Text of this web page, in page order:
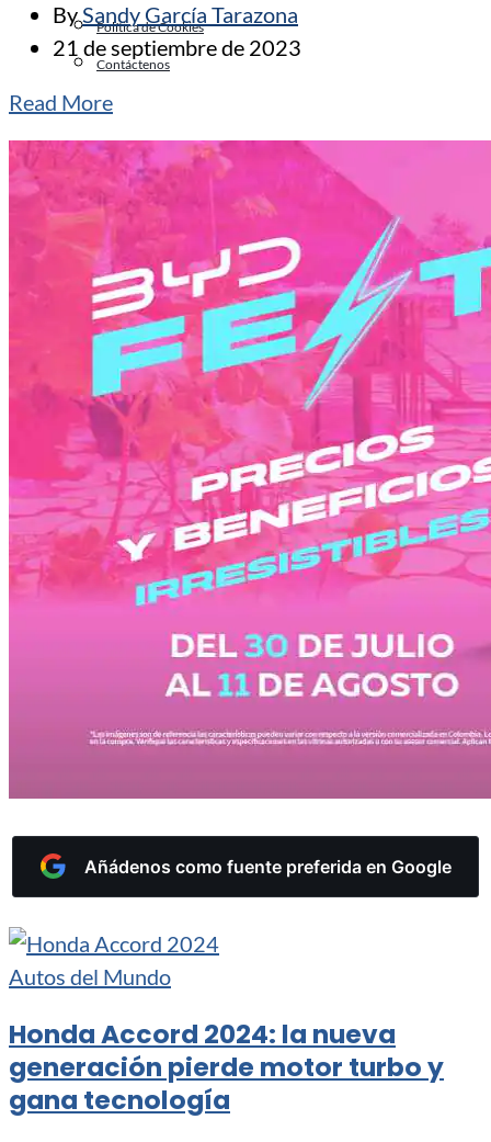
Política de Cookies
Contáctenos
BySandy García Tarazona
21 de septiembre de 2023
Read More
Añádenos como fuente preferida en Google
Autos del Mundo
Honda Accord 2024: la nueva
generación pierde motor turbo y
gana tecnología